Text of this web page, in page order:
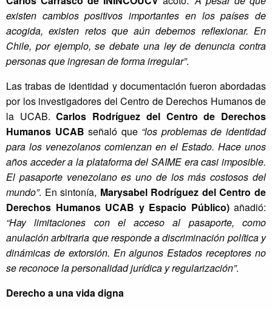
existen cambios positivos importantes en los países de
acogida, existen retos que aún debemos reflexionar. En
Chile, por ejemplo, se debate una ley de denuncia contra
personas que ingresan de forma irregular”.
Las trabas de identidad y documentación fueron abordadas
por los investigadores del Centro de Derechos Humanos de
la UCAB.Carlos Rodríguez del Centro de Derechos
Humanos UCAB señaló que “los problemas de identidad
para los venezolanos comienzan en el Estado. Hace unos
años acceder a la plataforma del SAIME era casi imposible.
El pasaporte venezolano es uno de los más costosos del
mundo”. En sintonía, Marysabel Rodríguez del Centro de
Derechos Humanos UCAB y Espacio Público)añadió:
“Hay limitaciones con el acceso al pasaporte, como
anulación arbitraria que responde a discriminación política y
dinámicas de extorsión. En algunos Estados receptores no
se reconoce la personalidad jurídica y regularización”.
Derecho a una vida digna